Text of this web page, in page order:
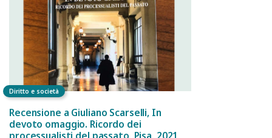
Diritto e società
Recensione a Giuliano Scarselli, In
devoto omaggio. Ricordo dei